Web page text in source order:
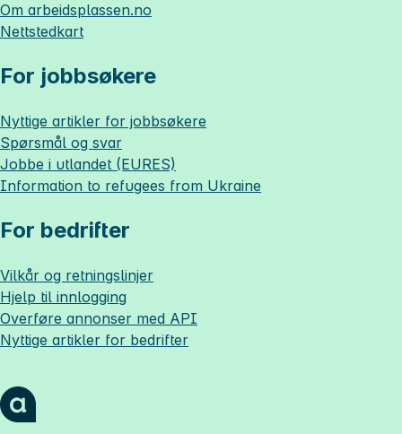
Om arbeidsplassen.no
Nettstedkart
For jobbsøkere
Nyttige artikler for jobbsøkere
Spørsmål og svar
Jobbe i utlandet (EURES)
Information to refugees from Ukraine
For bedrifter
Vilkår og retningslinjer
Hjelp til innlogging
Overføre annonser med API
Nyttige artikler for bedrifter